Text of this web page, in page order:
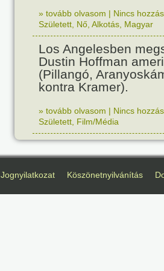
» tovább olvasom | Nincs
Született Nő Alkotás Magyar
Los Angelesben
Dustin Hoffman
(Pillangó,
kontra Kramer).
» tovább olvasom | Nincs
Született Film/Média
Jognyilatkozat Köszönetnyilvánítás